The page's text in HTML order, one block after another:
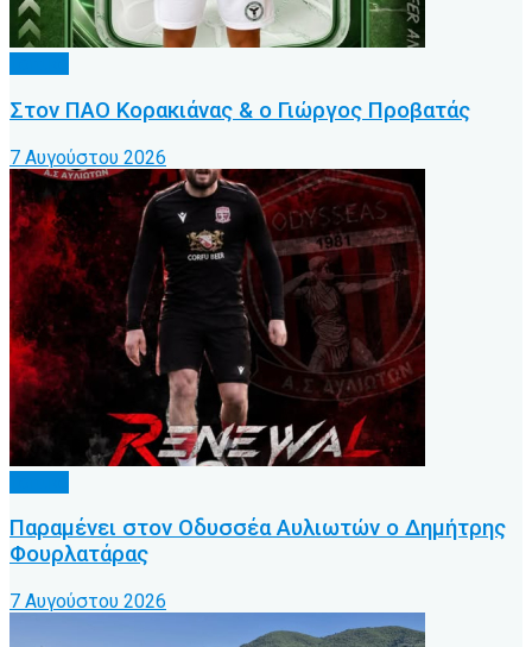
Στον ΠΑΟ Κορακιάνας & ο Γιώργος Προβατάς
7 Αυγούστου 2026
Παραμένει στον Οδυσσέα Αυλιωτών ο Δημήτρης
Φουρλατάρας
7 Αυγούστου 2026